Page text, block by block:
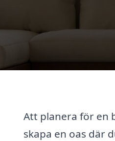
Att planera för en
skapa en oas där